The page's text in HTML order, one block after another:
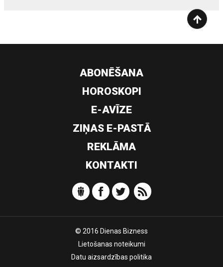
ABONĒŠANA
HOROSKOPI
E-AVĪZE
ZIŅAS E-PASTĀ
REKLĀMA
KONTAKTI
© 2016 Dienas Bizness
Lietošanas noteikumi
Datu aizsardzības politika